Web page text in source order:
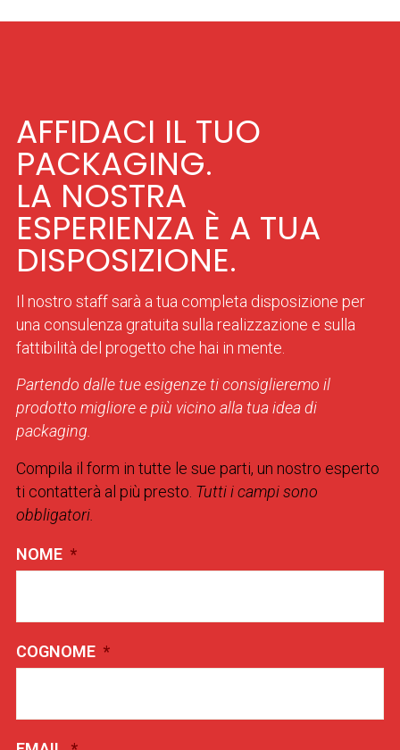
AFFIDACI IL TUO
PACKAGING.
LA NOSTRA
ESPERIENZA È A TUA
DISPOSIZIONE.
Il nostro staff sarà a tua completa disposizione per
una consulenza gratuita sulla realizzazione e sulla
fattibilità del progetto che hai in mente.
Partendo dalle tue esigenze ti consiglieremo il
prodotto migliore e più vicino alla tua idea di
packaging.
Compila il form in tutte le sue parti, un nostro esperto
ti contatterà al più presto. Tutti i campi sono
obbligatori.
NOME *
COGNOME *